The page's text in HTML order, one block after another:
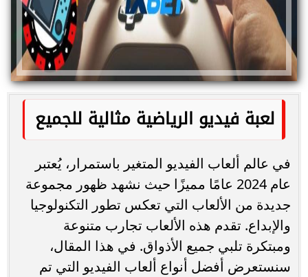
لعبة فيديو الرياضية مثالية للجميع
في عالم ألعاب الفيديو المتغير باستمرار، يُعتبر
عام 2024 عامًا مميزًا حيث نشهد ظهور مجموعة
جديدة من الألعاب التي تعكس تطور التكنولوجيا
والإبداع. تقدم هذه الألعاب تجارب متنوعة
ومبتكرة تلبي جميع الأذواق. في هذا المقال،
سنستعرض أفضل أنواع ألعاب الفيديو التي تم